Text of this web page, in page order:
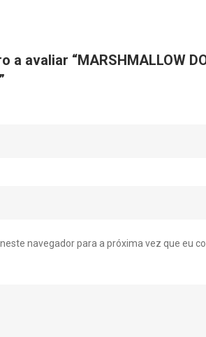
a avaliar “MARSHMALLOW
navegador para a próxima vez que eu